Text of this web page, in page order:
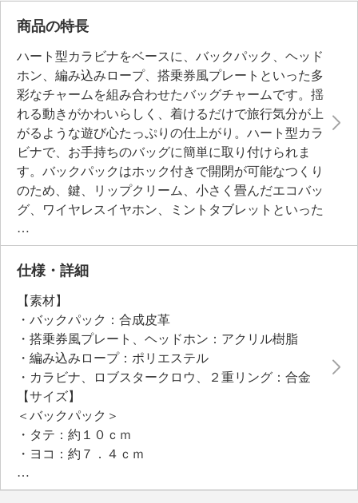
商品の特長
ハート型カラビナをベースに、バックパック、ヘッド
ホン、編み込みロープ、搭乗券風プレートといった多
彩なチャームを組み合わせたバッグチャームです。揺
れる動きがかわいらしく、着けるだけで旅行気分が上
がるような遊び心たっぷりの仕上がり。ハート型カラ
ビナで、お手持ちのバッグに簡単に取り付けられま
す。バックパックはホック付きで開閉が可能なつくり
のため、鍵、リップクリーム、小さく畳んだエコバッ
グ、ワイヤレスイヤホン、ミントタブレットといった
小物を収納できます。モノトーンのバッグに合わせる
とチャームの色や形が際立ち、さらにおしゃれ感をプ
ラス。かわいらしさとおしゃれのちょうど良いバラン
仕様・詳細
【素材】
・バックパック：合成皮革
・搭乗券風プレート、ヘッドホン：アクリル樹脂
・編み込みロープ：ポリエステル
・カラビナ、ロブスタークロウ、２重リング：合金
【サイズ】
＜バックパック＞
・タテ：約１０ｃｍ
・ヨコ：約７．４ｃｍ
・高さ（厚み）：約２ｃｍ
＜搭乗券風プレート＞